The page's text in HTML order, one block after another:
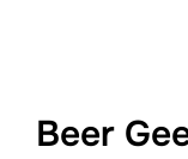
Beer